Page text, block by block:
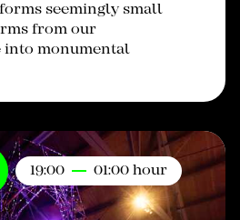
seemingly small
from our
monumental
19:00 01:00 hour